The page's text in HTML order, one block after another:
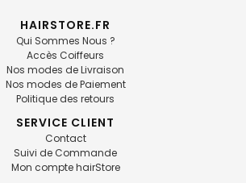
HAIRSTORE.FR
Qui Sommes Nous ?
Accès Coiffeurs
Nos modes de Livraison
Nos modes de Paiement
Politique des retours
SERVICE CLIENT
Contact
Suivi de Commande
Mon compte hairStore